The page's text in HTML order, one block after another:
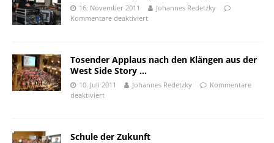
16. November 2011
Johannes Redetzky
Kommentare deaktiviert
Tosender Applaus nach den Klängen aus der
West Side Story …
10. Juli 2011 Johannes Redetzky
Kommentare
deaktiviert
Schule der Zukunft